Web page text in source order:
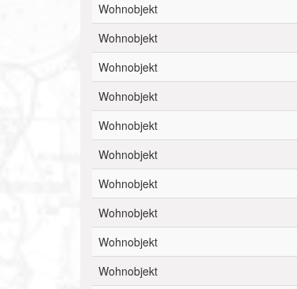
Wohnobjekt
Wohnobjekt
Wohnobjekt
Wohnobjekt
Wohnobjekt
Wohnobjekt
Wohnobjekt
Wohnobjekt
Wohnobjekt
Wohnobjekt